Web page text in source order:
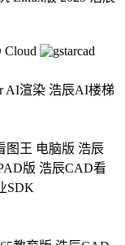
Cloud
AI渲染 浩辰AI楼梯
图王 电脑版 浩辰
版 浩辰CAD看
SDK